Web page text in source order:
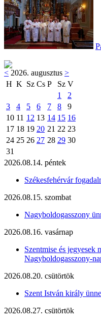
< 2026. augusztus >
H K Sz Cs P Sz V
1
2
3
4 5 6 7 8
9
10 11 12 13 14 15 16
17 18 19 20 21 22 23
24 25 26 27 28 29 30
31
2026.08.14. péntek
Székesfehérvár
2026.08.15. szombat
Nagyboldogasszony
2026.08.16. vasárnap
Szentmise és jegyesek
Nagyboldogasszony-
2026.08.20. csütörtök
Szent István király
2026.08.27. csütörtök